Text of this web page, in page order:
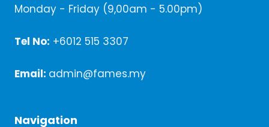
Monday - Friday (9,00am - 5.00pm)
Tel No: +6012 515 3307
Email: admin@fames.my
Navigation